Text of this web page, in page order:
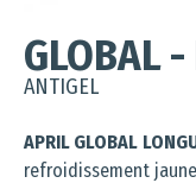
GLOBAL -
ANTIGEL
APRIL GLOBAL
refroidissement